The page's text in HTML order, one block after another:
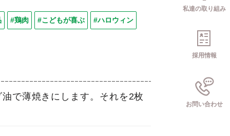
私達の取り組み
採用情報
お問い合わせ
#鶏肉 #こどもが喜ぶ #ハロウィン
で薄焼きにします。それを2枚